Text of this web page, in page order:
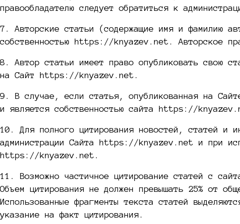
правообладателю следует обратиться к
7. Авторские статьи (содержащие имя и фамилию
собственностью https://knyazev.net. Авторское
8. Автор статьи имеет право опубликовать свою
на Сайт https://knyazev.net.
9. В случае, если статья, опубликованная на
и является собственностью сайта https://
10. Для полного цитирования новостей, статей и
администрации Сайта https://knyazev.net и при
https://knyazev.net.
11. Возможно частичное цитирование статей с
Объем цитирования не должен превышать 25% от
Использованные фрагменты текста статей
указание на факт цитирования.